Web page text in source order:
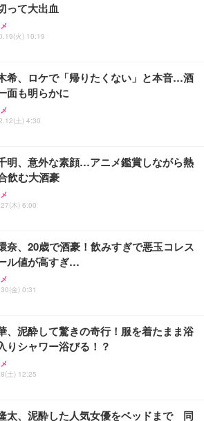
って大出血
火) 10:19
希、ロケで「帰りたくない」と本音…酒
面も明らかに
土) 4:30
明、意外な素顔…アニメ鑑賞しながら熱
飲む大酒豪
木) 6:00
奈、20歳で酒豪！飲みすぎで悪玉コレス
ル値が高すぎ…
金) 0:31
、泥酔して驚きの奇行！服を着たまま浴
りシャワー浴びる！？
土) 12:25
太、泥酔した人気女優をベッドまで 同